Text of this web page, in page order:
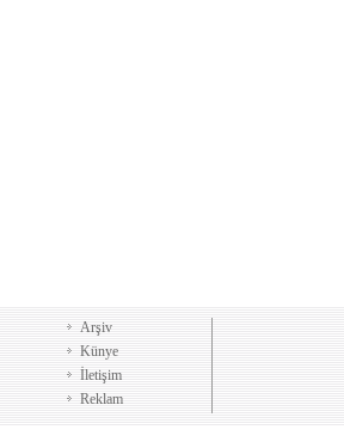
Arşiv
Künye
İletişim
Reklam